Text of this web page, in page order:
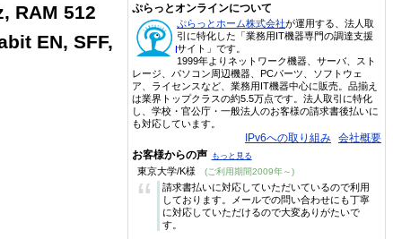
RAM 512
EN, SFF,
ぷらっとオンラインについて
ぷらっとホーム株式会社が運用する、法人取
引に特化した「業務用IT機器専門の調達支援
サイト」です。
1999年よりネットワーク機器、サーバ、スト
レージ、パソコン周辺機器、PCパーツ、ソフトウェ
ア、ライセンスなど、業務用IT機器中心に販売。品揃え
は業界トップクラスの約5.5万点です。法人取引に特化
し、学校・官公庁・一般法人のお客様の請求書後払いに
も対応しています。
IPv6への取り組み 会社概要
お客様からの声 もっと見る
東京大学/K様 (ご利用期間2009年～)
“
請求書払いに対応していただいているので利用
しております。メールでの問い合わせにも丁寧
に対応していただけるので大変ありがたいで
す。